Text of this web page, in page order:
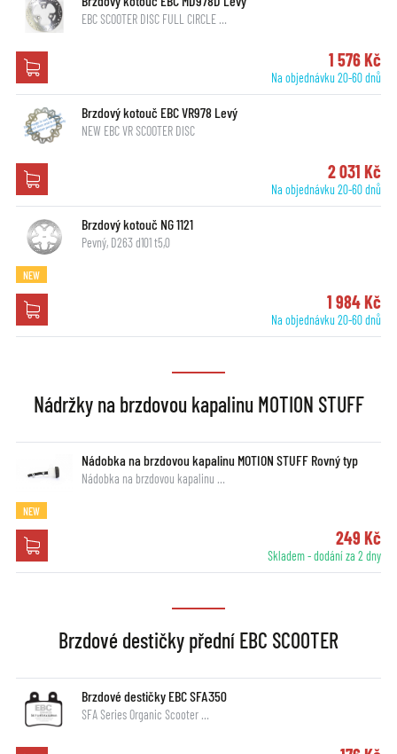
EBC SCOOTER DISC FULL CIRCLE …
1 576 Kč
Na objednávku 20-60 dnů
Brzdový kotouč EBC VR978 Levý
NEW EBC VR SCOOTER DISC
2 031 Kč
Na objednávku 20-60 dnů
Brzdový kotouč NG 1121
Pevný, D263 d101 t5,0
NEW
1 984 Kč
Na objednávku 20-60 dnů
Nádržky na brzdovou kapalinu MOTION STUFF
Nádobka na brzdovou kapalinu MOTION STUFF Rovný typ
Nádobka na brzdovou kapalinu …
NEW
249 Kč
Skladem - dodání za 2 dny
Brzdové destičky přední EBC SCOOTER
Brzdové destičky EBC SFA350
SFA Series Organic Scooter …